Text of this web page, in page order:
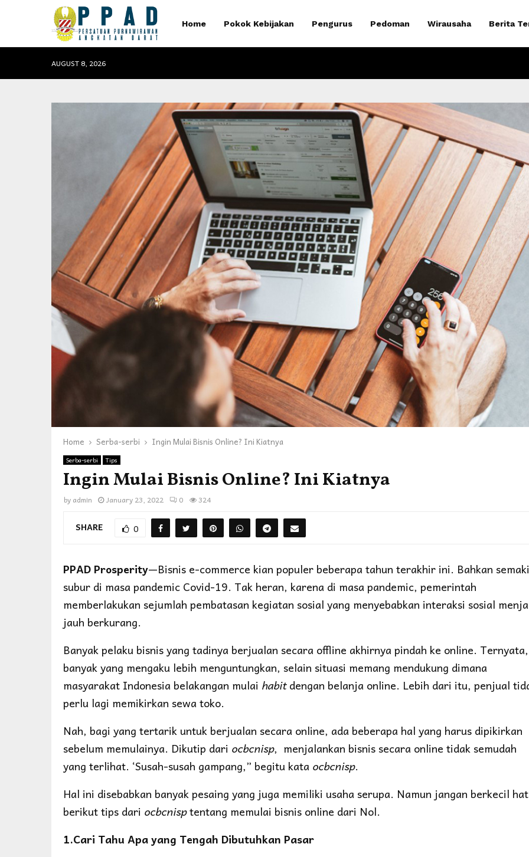
Home Pokok Kebijakan Pengurus Pedoman Wirausaha Berita
AUGUST 8, 2026
Home Serba-serbi Ingin Mulai Bisnis Online? Ini Kiatnya
Serba-serbi Tips
Ingin Mulai Bisnis Online? Ini Kiatnya
by admin January 23, 2022 0 324
SHARE 0
PPAD Prosperity—Bisnis e-commerce kian populer beberapa tahun terakhir ini. Bahkan
subur di masa pandemic Covid-19. Tak heran, karena di masa pandemic, pemerintah
memberlakukan sejumlah pembatasan kegiatan sosial yang menyebabkan interaksi sosial
jauh berkurang.
Banyak pelaku bisnis yang tadinya berjualan secara offline akhirnya pindah ke online. Ternyata,
banyak yang mengaku lebih menguntungkan, selain situasi memang mendukung dimana
masyarakat Indonesia belakangan mulai habitdengan belanja online. Lebih dari itu, penjual
perlu lagi memikirkan sewa toko.
Nah, bagi yang tertarik untuk berjualan secara online, ada beberapa hal yang harus dipikirkan
sebelum memulainya. Dikutip dari ocbcnisp, menjalankan bisnis secara online tidak semudah
yang terlihat. ‘Susah-susah gampang,” begitu kata ocbcnisp.
Hal ini disebabkan banyak pesaing yang juga memiliki usaha serupa. Namun jangan berkecil
berikut tips dari ocbcnisptentang memulai bisnis online dari Nol.
1.Cari Tahu Apa yang Tengah Dibutuhkan Pasar